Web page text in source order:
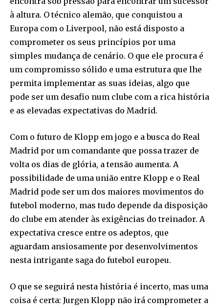
à altura. O técnico alemão, que conquistou a
Europa com o Liverpool, não está disposto a
comprometer os seus princípios por uma
simples mudança de cenário. O que ele procura é
um compromisso sólido e uma estrutura que lhe
permita implementar as suas ideias, algo que
pode ser um desafio num clube com a rica história
e as elevadas expectativas do Madrid.
Com o futuro de Klopp em jogo e a busca do Real
Madrid por um comandante que possa trazer de
volta os dias de glória, a tensão aumenta. A
possibilidade de uma união entre Klopp e o Real
Madrid pode ser um dos maiores movimentos do
futebol moderno, mas tudo depende da disposição
do clube em atender às exigências do treinador. A
expectativa cresce entre os adeptos, que
aguardam ansiosamente por desenvolvimentos
nesta intrigante saga do futebol europeu.
O que se seguirá nesta história é incerto, mas uma
coisa é certa: Jurgen Klopp não irá comprometer a